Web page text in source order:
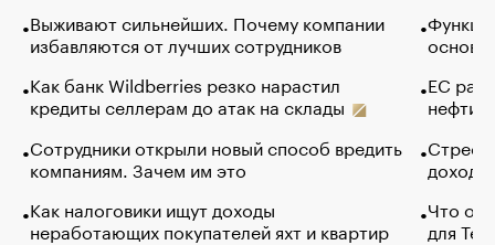
Выживают сильнейших. Почему компании
избавляются от лучших сотрудников
Как банк Wildberries резко нарастил
кредиты селлерам до атак на склады
Сотрудники открыли новый способ вредить
компаниям. Зачем им это
Как налоговики ищут доходы
неработающих покупателей яхт и квартир
основ
ЕС
нефти
Что
для